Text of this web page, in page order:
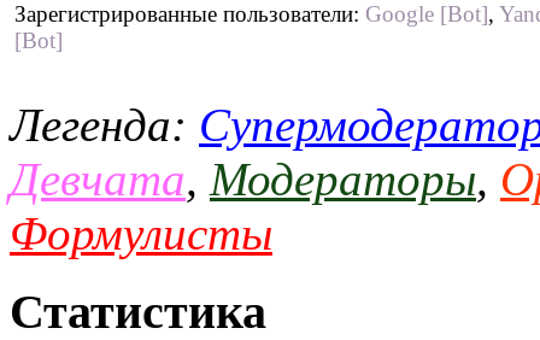
Зарегистрированные пользователи: Google [Bot],
[Bot]
Легенда:
Девчата, Модераторы,
Формулисты
Статистика